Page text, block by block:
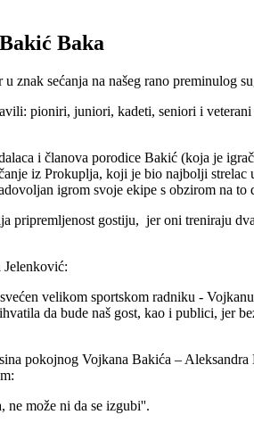
Baka
sećanja na našeg rano preminulog
pioniri, juniori, kadeti, seniori i
i članova porodice Bakić (koja je
iz Prokuplja, koji je bio najbolji strelac
igrom svoje ekipe s obzirom na to
pripremljenost gostiju, jer oni treniraju
velikom sportskom radniku -
da bude naš gost, kao i publici, jer
pokojnog Vojkana Bakića –
ne može ni da se izgubi''.